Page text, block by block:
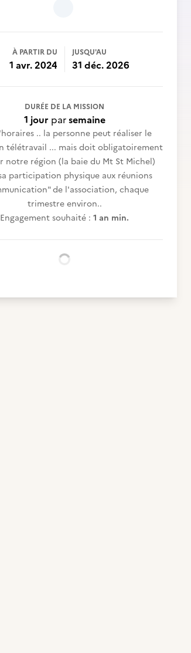
À PARTIR DU
1 avr. 2024
JUSQU'AU
31 déc. 2026
DURÉE DE LA MISSION
1 jour parsemaine
.. la personne peut réaliser le
télétravail ... mais doit obligatoirement
notre région (la baie du Mt St Michel)
participation physique aux réunions
de l'association, chaque
trimestre environ..
Engagement souhaité : 1 an min.